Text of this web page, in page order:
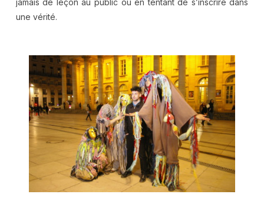
une vérité.